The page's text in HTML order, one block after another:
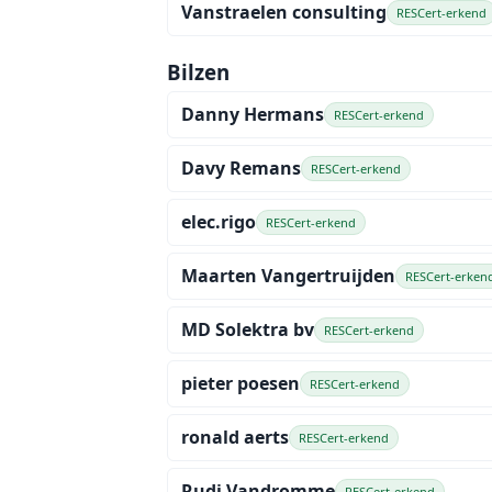
Vanstraelen consulting RESCert-erkend
Bilzen
Danny Hermans RESCert-erkend
Davy Remans RESCert-erkend
elec.rigo RESCert-erkend
Maarten Vangertruijden RESCert-
MD Solektra bv RESCert-erkend
pieter poesen RESCert-erkend
ronald aerts RESCert-erkend